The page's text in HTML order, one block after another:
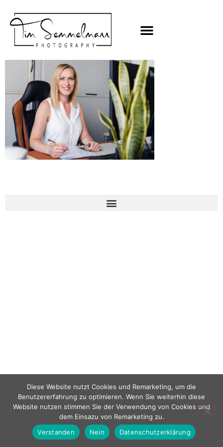
Diese Website nutzt Cookies und Remarketing, um die
Benutzererfahrung zu optimieren. Wenn Sie weiterhin diese
Website nutzen stimmen Sie der Verwendung von Cookies und
dem Einsazu von Remarketing zu.
Verstanden
Nein Datenschutzerklärung